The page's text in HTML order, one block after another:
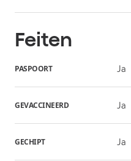
Feiten
PASPOORT Ja
GEVACCINEERD Ja
GECHIPT Ja